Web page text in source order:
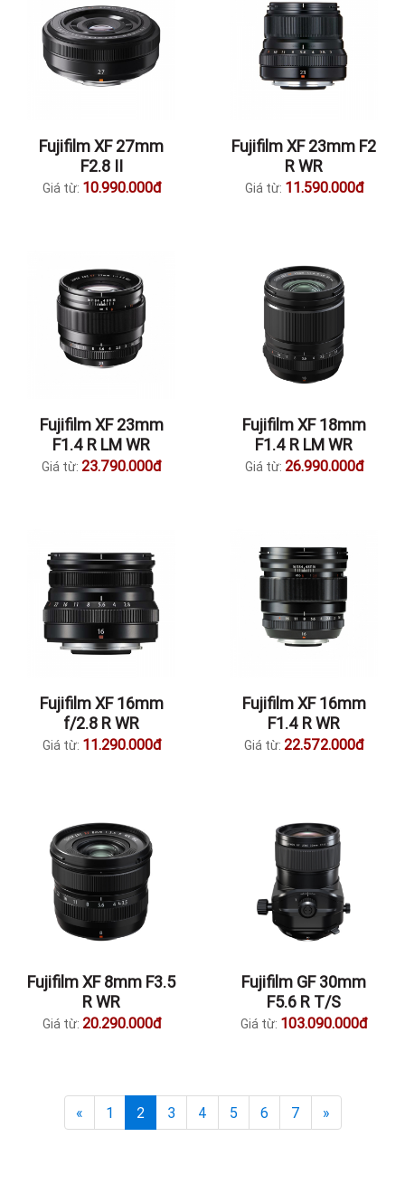
Fujifilm XF 27mm
F2.8 II
Giá từ: 10.990.000đ
Fujifilm XF 23mm F2
R WR
Giá từ: 11.590.000đ
Fujifilm XF 23mm
F1.4 R LM WR
Giá từ: 23.790.000đ
Fujifilm XF 18mm
F1.4 R LM WR
Giá từ: 26.990.000đ
Fujifilm XF 16mm
f/2.8 R WR
Giá từ: 11.290.000đ
Fujifilm XF 16mm
F1.4 R WR
Giá từ: 22.572.000đ
Fujifilm XF 8mm F3.5
R WR
Giá từ: 20.290.000đ
Fujifilm GF 30mm
F5.6 R T/S
Giá từ: 103.090.000đ
« 1 2 3 4 5 6 7 »